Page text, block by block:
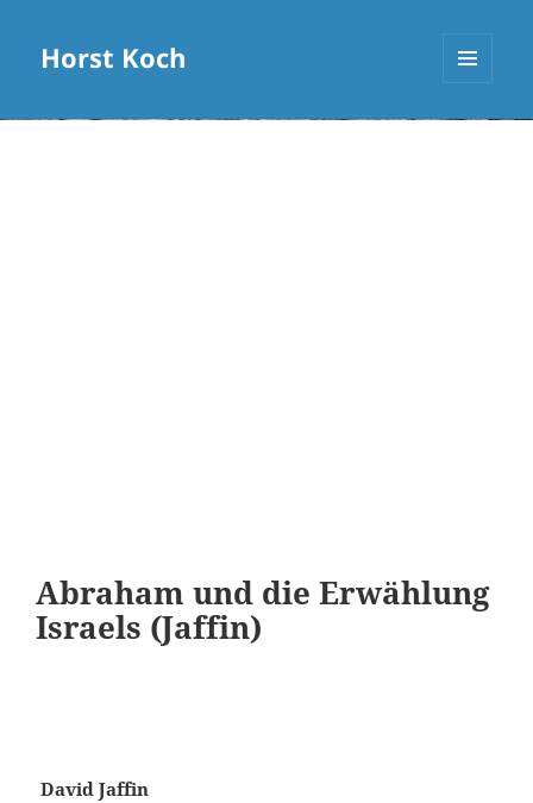
Horst Koch
Abraham und die Erwählung
Israels (Jaffin)
David Jaffin